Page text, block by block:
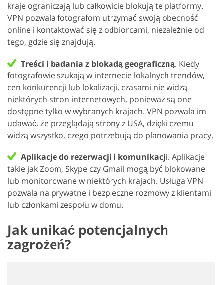
kraje ograniczają lub całkowicie blokują te platformy.
VPN pozwala fotografom utrzymać swoją obecność
online i kontaktować się z odbiorcami, niezależnie od
tego, gdzie się znajdują.
Treści i badania z blokadą geograficzną. Kiedy
fotografowie szukają w internecie lokalnych trendów,
cen konkurencji lub lokalizacji, czasami nie widzą
niektórych stron internetowych, ponieważ są one
dostępne tylko w wybranych krajach. VPN pozwala im
udawać, że przeglądają strony z USA, dzięki czemu
widzą wszystko, czego potrzebują do planowania pracy.
Aplikacje do rezerwacji i komunikacji. Aplikacje
takie jak Zoom, Skype czy Gmail mogą być blokowane
lub monitorowane w niektórych krajach. Usługa VPN
pozwala na prywatne i bezpieczne rozmowy z klientami
lub członkami zespołu w domu.
Jak unikać potencjalnych
zagrożeń?